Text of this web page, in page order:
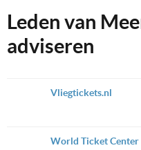
Leden van
adviseren
Vliegtickets.nl
World Ticket Center